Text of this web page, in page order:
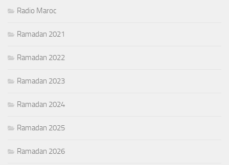
Radio Maroc
Ramadan 2021
Ramadan 2022
Ramadan 2023
Ramadan 2024
Ramadan 2025
Ramadan 2026